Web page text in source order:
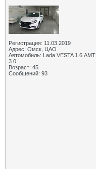
Регистрация: 11.03.2019
Адрес: Омск, ЦАО
Автомобиль: Lada VESTA 1.6 АМТ
3.0
Возраст: 45
Сообщений: 93